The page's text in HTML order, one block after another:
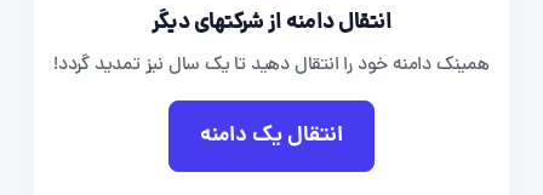
انتقال دامنه از شرکتهای دیگر
همینک دامنه خود را انتقال دهید تا یک سال نیز تمدید گردد!
انتقال یک دامنه